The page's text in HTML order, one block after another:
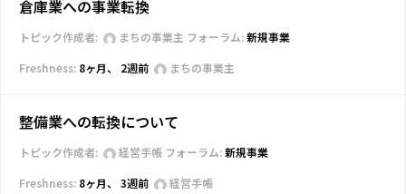
倉庫業への事業転換
トピック作成者: まちの事業主 フォーラム:新規事業
8ヶ月、 2週前
まちの事業主
整備業への転換について
トピック作成者: 経営手帳 フォーラム:新規事業
8ヶ月、 3週前
経営手帳